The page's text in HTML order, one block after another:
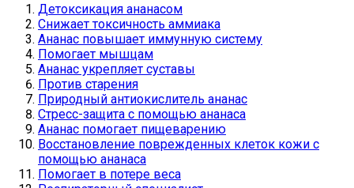
Детоксикация ананасом
Снижает токсичность аммиака
Ананас повышает иммунную систему
Помогает мышцам
Ананас укрепляет суставы
Против старения
Природный антиокислитель ананас
Стресс-защита с помощью ананаса
Ананас помогает пищеварению
Восстановление поврежденных клеток кожи с
помощью ананаса
Помогает в потере веса